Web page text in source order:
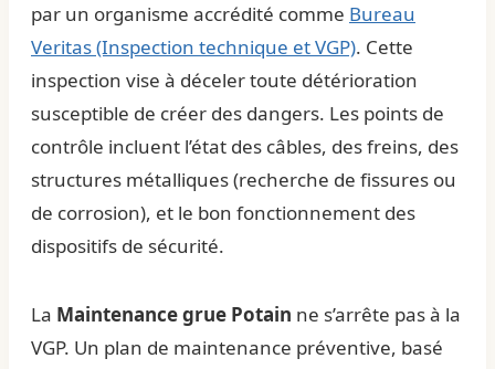
par un organisme accrédité comme Bureau
Veritas (Inspection technique et VGP). Cette
inspection vise à déceler toute détérioration
susceptible de créer des dangers. Les points de
contrôle incluent l’état des câbles, des freins, des
structures métalliques (recherche de fissures ou
de corrosion), et le bon fonctionnement des
dispositifs de sécurité.
La Maintenance grue Potain ne s’arrête pas à la
VGP. Un plan de maintenance préventive, basé